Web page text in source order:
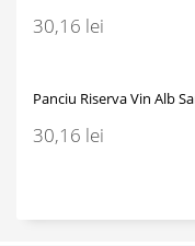
30,16 lei
Panciu Riserva Vin Alb
30,16 lei